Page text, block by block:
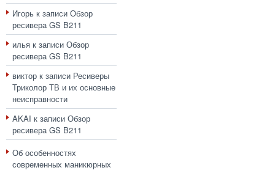
Игорь к записи Обзор
ресивера GS B211
илья к записи Обзор
ресивера GS B211
виктор к записи Ресиверы
Триколор ТВ и их основные
неисправности
AKAI к записи Обзор
ресивера GS B211
Об особенностях
современных маникюрных